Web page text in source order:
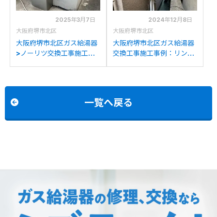
2025年3月7日
大阪府堺市北区
大阪府堺市北区ガス給湯器
>ノーリツ交換工事施工事
2024年12月8日
大阪府堺市北区
大阪府堺市北区ガス給湯器
交換工事施工事例：リンナ
一覧へ戻る